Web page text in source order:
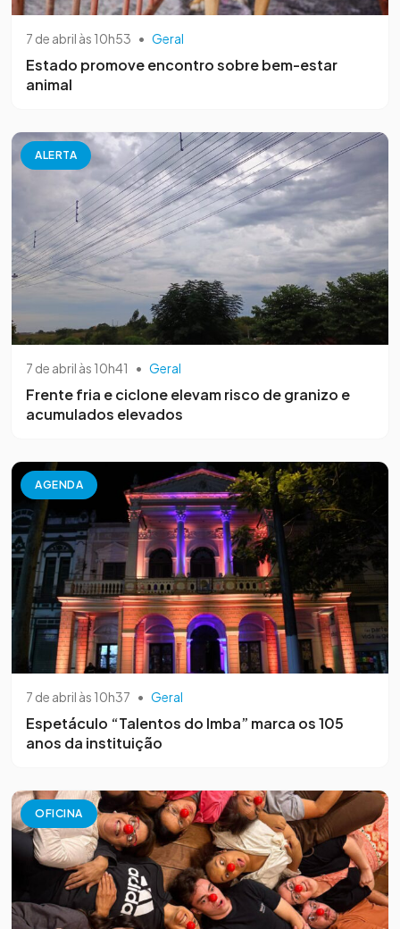
7 de abril às 10h53 • Geral
Estado promove encontro sobre bem-estar
animal
ALERTA
7 de abril às 10h41 • Geral
Frente fria e ciclone elevam risco de granizo e
acumulados elevados
AGENDA
7 de abril às 10h37 • Geral
Espetáculo “Talentos do Imba” marca os 105
anos da instituição
OFICINA